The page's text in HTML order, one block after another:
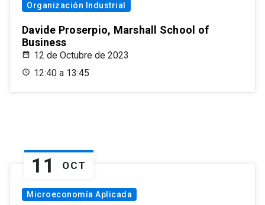
Organización Industrial
Davide Proserpio, Marshall School of
Business
12 de Octubre de 2023
12:40 a 13:45
11 OCT
Microeconomía Aplicada